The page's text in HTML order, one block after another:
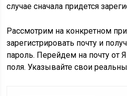
случае сначала придется
Рассмотрим на конкретном
зарегистрировать почту и
пароль. Перейдем на почту от
поля. Указывайте свои